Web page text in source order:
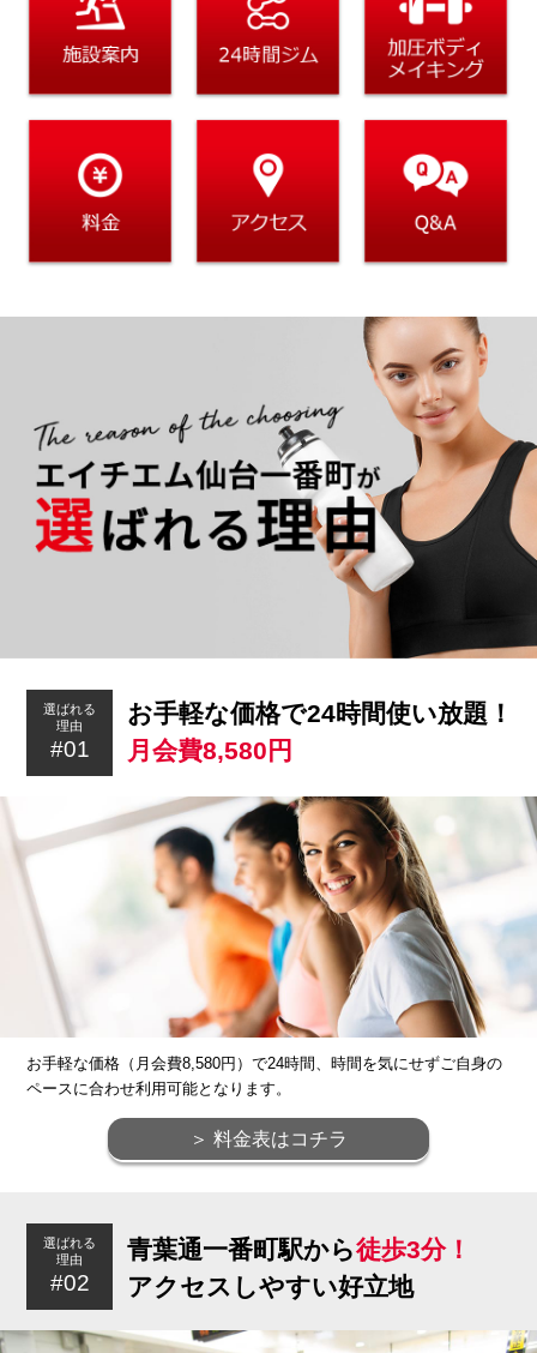
選ばれる
理由
#01
お手軽な価格で24時間使い放題！
月会費8,580円
お手軽な価格（月会費8,580円）で24時間、時間を気にせずご自身の
ペースに合わせ利用可能となります。
＞ 料金表はコチラ
選ばれる
理由
#02
青葉通一番町駅から徒歩3分！
アクセスしやすい好立地